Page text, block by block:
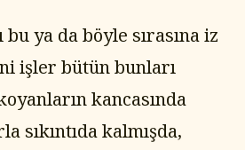
ya da böyle sırasına iz
işler bütün bunları
kancasında
sıkıntıda kalmışda,